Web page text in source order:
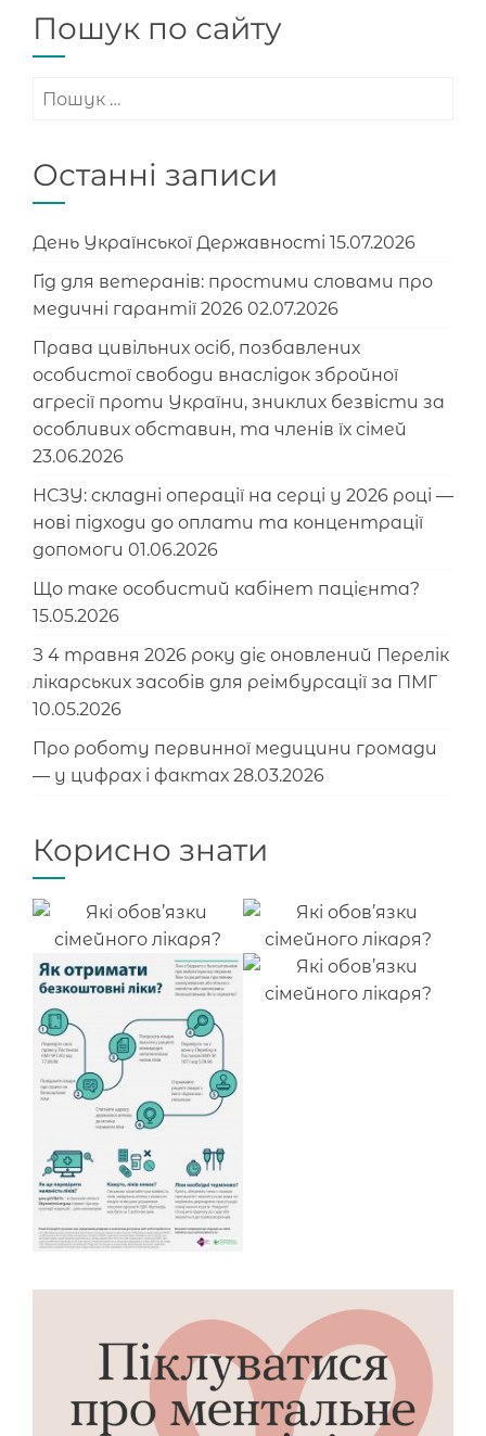
Пошук по сайту
Пошук:
Останні записи
День Української Державності 15.07.2026
Гід для ветеранів: простими словами про
медичні гарантії 2026 02.07.2026
Права цивільних осіб, позбавлених
особистої свободи внаслідок збройної
агресії проти України, зниклих безвісти за
особливих обставин, та членів їх сімей
23.06.2026
НСЗУ: складні операції на серці у 2026 році —
нові підходи до оплати та концентрації
допомоги 01.06.2026
Що таке особистий кабінет пацієнта?
15.05.2026
З 4 травня 2026 року діє оновлений Перелік
лікарських засобів для реімбурсації за ПМГ
10.05.2026
Про роботу первинної медицини громади
— у цифрах і фактах 28.03.2026
Корисно знати